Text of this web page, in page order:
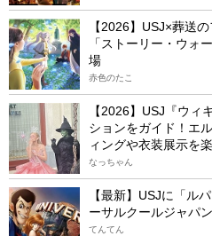
【2026】USJ×葬送
「ストーリー・ウォ
場
赤色のたこ
【2026】USJ『ウィ
ションをガイド！エ
ィングや衣装展示を
なっちゃん
【最新】USJに「ル
ーサルクールジャパ
てんてん